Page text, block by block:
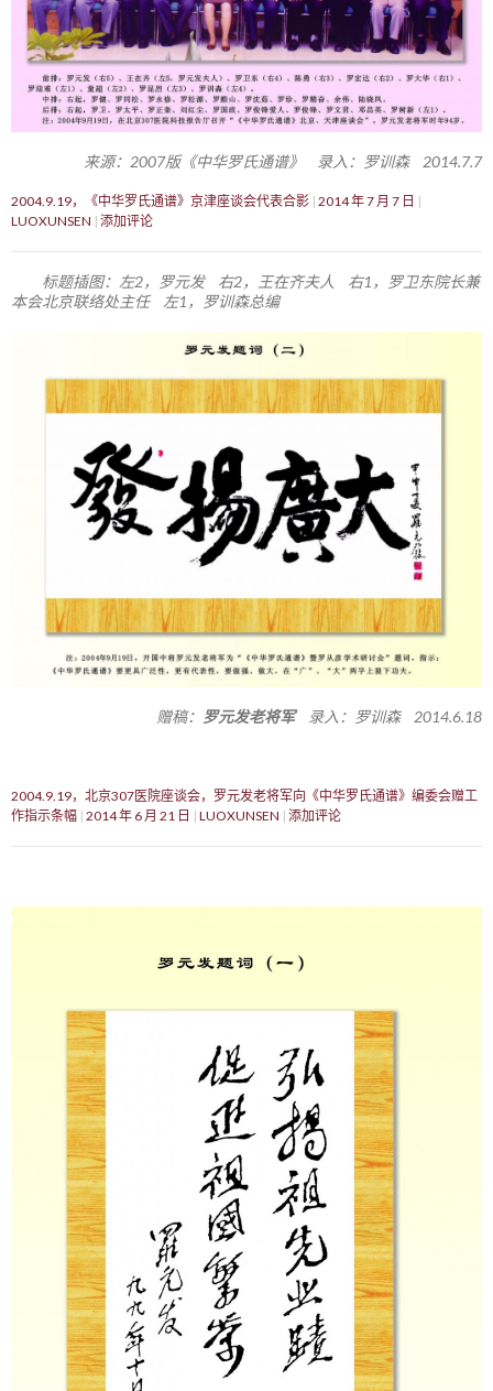
来源：2007版《中华罗氏通谱》 录入：罗训森 2014.7.7
2004.9.19，《中华罗氏通谱》京津座谈会代表合影 2014 年 7 月 7 日
LUOXUNSEN 添加评论
标题插图：左2，罗元发 右2，王在齐夫人 右1，罗卫东院长兼
本会北京联络处主任 左1，罗训森总编
赠稿： 罗元发老将军录入：罗训森 2014.6.18
2004.9.19，北京307医院座谈会，罗元发老将军向《中华罗氏通谱》编委会赠工
作指示条幅 2014 年 6 月 21 日 LUOXUNSEN 添加评论